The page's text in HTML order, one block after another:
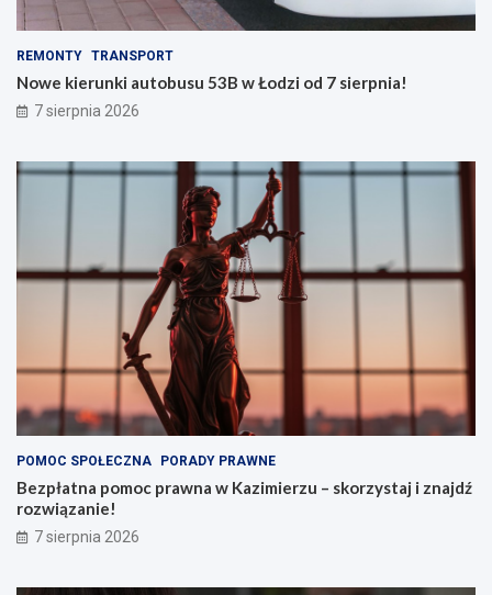
REMONTY TRANSPORT
Nowe kierunki autobusu 53B w Łodzi od 7 sierpnia!
7 sierpnia 2026
POMOC SPOŁECZNA PORADY PRAWNE
Bezpłatna pomoc prawna w Kazimierzu – skorzystaj i znajdź
rozwiązanie!
7 sierpnia 2026